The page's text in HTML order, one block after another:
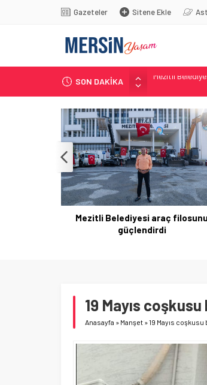
Gazeteler Sitene Ekle
SON DAKİKA
Mersin Sinema
Toroslar yeni
Çocuklar için
Ali Bozan,
Mezitli
Mezitli Belediyesi araç filosunu
güçlendirdi
19 Mayıs
Anasayfa » Manşet »19 Mayıs coşkusu